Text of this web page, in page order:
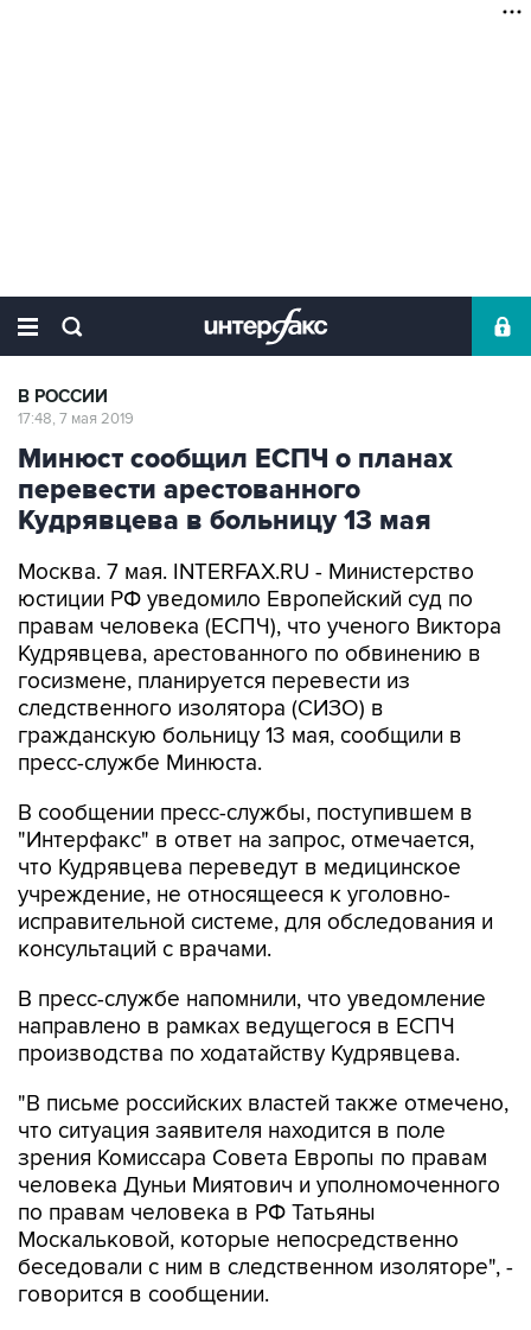
В РОССИИ
17:48, 7 мая 2019
Минюст сообщил ЕСПЧ о планах
перевести арестованного
Кудрявцева в больницу 13 мая
Москва. 7 мая. INTERFAX.RU - Министерство
юстиции РФ уведомило Европейский суд по
правам человека (ЕСПЧ), что ученого Виктора
Кудрявцева, арестованного по обвинению в
госизмене, планируется перевести из
следственного изолятора (СИЗО) в
гражданскую больницу 13 мая, сообщили в
пресс-службе Минюста.
В сообщении пресс-службы, поступившем в
"Интерфакс" в ответ на запрос, отмечается,
что Кудрявцева переведут в медицинское
учреждение, не относящееся к уголовно-
исправительной системе, для обследования и
консультаций с врачами.
В пресс-службе напомнили, что уведомление
направлено в рамках ведущегося в ЕСПЧ
производства по ходатайству Кудрявцева.
"В письме российских властей также отмечено,
что ситуация заявителя находится в поле
зрения Комиссара Совета Европы по правам
человека Дуньи Миятович и уполномоченного
по правам человека в РФ Татьяны
Москальковой, которые непосредственно
беседовали с ним в следственном изоляторе", -
говорится в сообщении.